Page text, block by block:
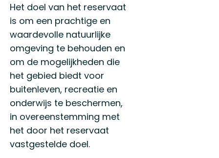
Het doel van het reservaat
is om een prachtige en
waardevolle natuurlijke
omgeving te behouden en
om de mogelijkheden die
het gebied biedt voor
buitenleven, recreatie en
onderwijs te beschermen,
in overeenstemming met
het door het reservaat
vastgestelde doel.